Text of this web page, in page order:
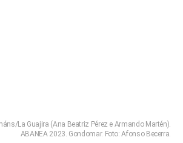
La Guajira (Ana Beatriz Pérez e Armando Martén).
ABANEA 2023. Gondomar. Foto: Afonso Becerra.